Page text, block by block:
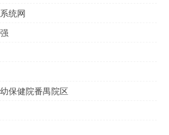
统网
保健院番禺院区